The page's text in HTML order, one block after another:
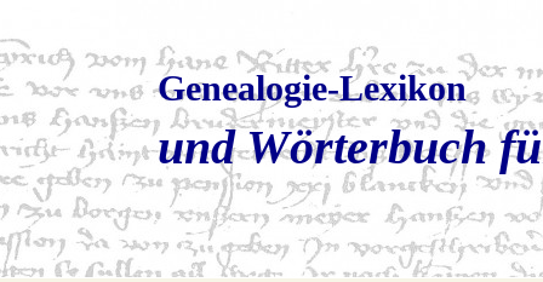
Genealogie-Lexikon
und Wörterbuch